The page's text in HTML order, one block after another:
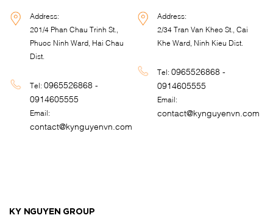
Address:
201/4 Phan Chau Trinh St.,
Phuoc Ninh Ward, Hai Chau
Dist.
Tel:0965526868 -
0914605555
Email:
contact@kynguyenvn.com
Address:
2/34 Tran Van Kheo St., Cai
Khe Ward, Ninh Kieu Dist.
Tel:0965526868 -
0914605555
Email:
contact@kynguyenvn.com
KY NGUYEN GROUP